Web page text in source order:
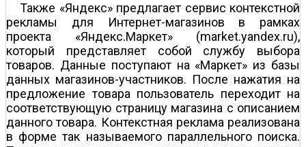
Также «Яндекс» предлагает сервис контекстной
рекламы для Интернет-магазинов в рамках
проекта «Яндекс.Маркет» (market.yandex.ru),
который представляет собой службу выбора
товаров. Данные поступают на «Маркет» из базы
данных магазинов-участников. После нажатия на
предложение товара пользователь переходит на
соответствующую страницу магазина с описанием
данного товара. Контекстная реклама реализована
в форме так называемого параллельного поиска.